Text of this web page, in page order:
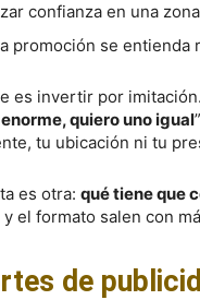
confianza en una
promoción se entienda
es invertir por
quiero uno igual
tu ubicación ni tu
es otra: qué tiene que
el formato salen con
de